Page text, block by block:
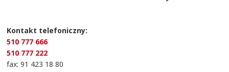
Kontakt telefoniczny:
510 777 666
510 777 222
fax: 91 423 18 80